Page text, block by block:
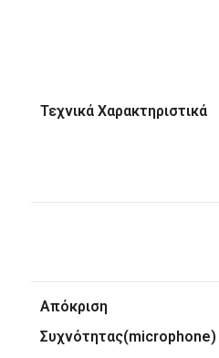
Τεχνικά Χαρακτηριστικά
Απόκριση
Συχνότητας(microphone)